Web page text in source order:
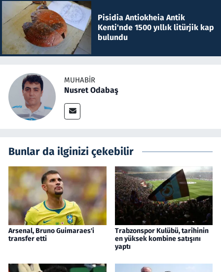
Pisidia Antiokheia Antik
Kenti'nde 1500 yıllık litürjik kap
bulundu
MUHABIR
Nusret Odabaş
Bunlar da ilginizi çekebilir
Arsenal, Bruno Guimaraes'i
transfer etti
Trabzonspor Kulübü, tarihinin
en yüksek kombine satışını
yaptı